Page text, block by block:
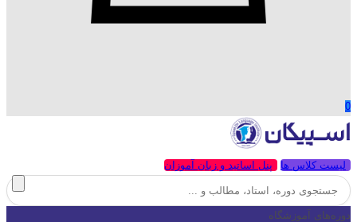
0
لیست کلاس ها پنل اساتید و زبان آموزان
دوره‌های آموزشگاه